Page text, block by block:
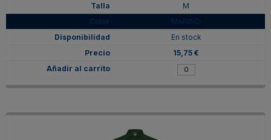
M
MARINO
En stock
15,75 €